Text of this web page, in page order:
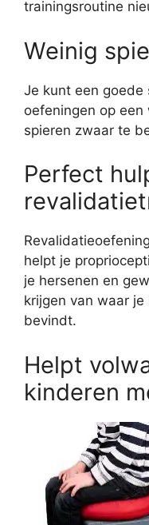
trainingsroutine
Weinig
Je kunt een goede
oefeningen op
spieren zwaar te
Perfect
helpt je
je hersenen en
krijgen van waar
bevindt.
Helpt
kinderen